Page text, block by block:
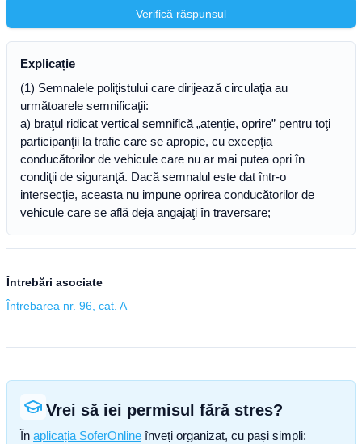
Verifică răspunsul
Explicație
(1) Semnalele poliţistului care dirijează circulaţia au
următoarele semnificaţii:
a) braţul ridicat vertical semnifică „atenţie, oprire” pentru toţi
participanţii la trafic care se apropie, cu excepţia
conducătorilor de vehicule care nu ar mai putea opri în
condiţii de siguranţă. Dacă semnalul este dat într-o
intersecţie, aceasta nu impune oprirea conducătorilor de
vehicule care se află deja angajaţi în traversare;
Întrebări asociate
Întrebarea nr. 96, cat. A
Vrei să iei permisul fără stres?
În aplicația SoferOnline înveți organizat, cu pași simpli: